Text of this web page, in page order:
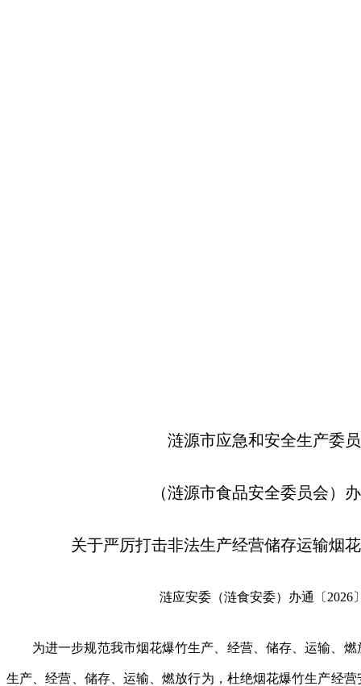
涟源市应急和安全生产委
（涟源市食品安全委员会）
关于严厉打击非法生产经营储存运输烟
涟应安委（涟食安委）办通〔2026
为进一步规范我市烟花爆竹生产、经营、储存、运输、
生产、经营、储存、运输、燃放行为，杜绝烟花爆竹生产经